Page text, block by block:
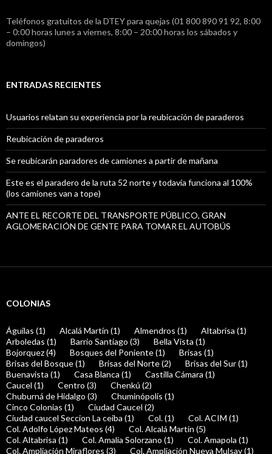
Teléfonos gratuitos de la DTEY para quejas (01 800 890 91 92, 8:00
– 0:00 horas lunes a viernes, 8:00 – 20:00 horas los sábados y
domingos)
ENTRADAS RECIENTES
Usuarios relatan su experiencia por la reubicación de paraderos
Reubicación de paraderos
Se reubicarán paradores de camiones a partir de mañana
Este es el paradero de la ruta 52 norte y todavía funciona al 100%
(los camiones van a tope)
ANTE EL RECORTE DEL TRANSPORTE PÚBLICO, GRAN
AGLOMERACIÓN DE GENTE PARA TOMAR EL AUTOBÚS
COLONIAS
Águilas (1) Alcalá Martín (1) Almendros (1)
Altabrisa (1)
Arboledas (1)
Barrio Santiago (3)
Bella Vista (1)
Bojorquez (4)
Bosques del Poniente (1)
Brisas (1)
Brisas del Bosque (1)
Brisas del Norte (2)
Brisas del Sur (1)
Buenavista (1)
Casa Blanca (1)
Castilla Cámara (1)
Caucel (1)
Centro (3)
Chenkú (2)
Chuburná de Hidalgo (3)
Chuminópolis (1)
Cinco Colonias (1)
Ciudad Caucel (2)
Ciudad caucel Seccion La ceiba (1)
Col. (1)
Col. ACIM (1)
Col. Adolfo López Mateos (4)
Col. Alcalá Martín (5)
Col. Altabrisa (1)
Col. Amalia Solorzano (1)
Col. Amapola (1)
Col. Ampliación Miraflores (3)
Col. Ampliación Nueva Mulsay (1)